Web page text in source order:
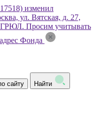
изменил
ул. Вятская, д. 27,
Просим учитывать
Фонда
сайту Найти